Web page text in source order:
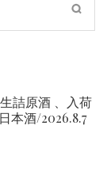
詰原酒 、入荷
本酒/2026.8.7